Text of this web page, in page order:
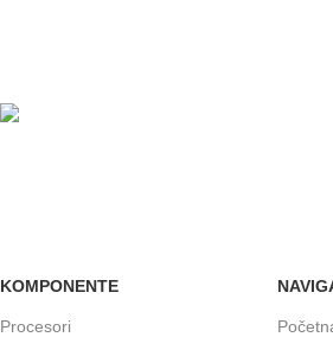
KOMPONENTE
Procesori